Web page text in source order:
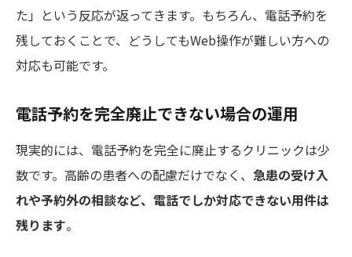
た」という反応が返ってきます。もちろん、電話予約を
残しておくことで、どうしてもWeb操作が難しい方への
対応も可能です。
電話予約を完全廃止できない場合の運用
現実的には、電話予約を完全に廃止するクリニックは少
数です。高齢の患者への配慮だけでなく、 急患の受け入
れや予約外の相談など、電話でしか対応できない用件は
残ります。